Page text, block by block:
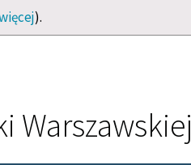
).
Warszawskiej